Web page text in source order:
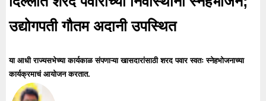
उद्योगपती गौतम अदानी उपस्थित
या आधी राज्यसभेच्या कार्यकाळ संपणाऱ्या खासदारांसाठी शरद पवार स्वतः स्नेहभोजनाच्या
कार्यक्रमाचं आयोजन करतात.